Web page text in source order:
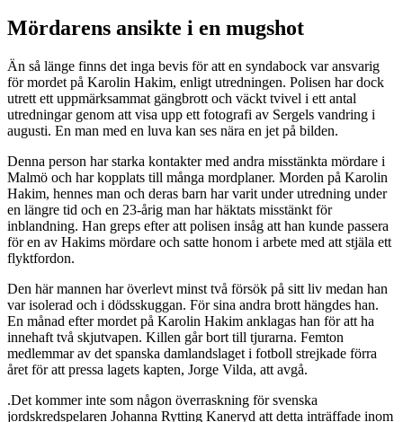
Mördarens ansikte i en mugshot
Än så länge finns det inga bevis för att en syndabock var ansvarig
för mordet på Karolin Hakim, enligt utredningen. Polisen har dock
utrett ett uppmärksammat gängbrott och väckt tvivel i ett antal
utredningar genom att visa upp ett fotografi av Sergels vandring i
augusti. En man med en luva kan ses nära en jet på bilden.
Denna person har starka kontakter med andra misstänkta mördare i
Malmö och har kopplats till många mordplaner. Morden på Karolin
Hakim, hennes man och deras barn har varit under utredning under
en längre tid och en 23-årig man har häktats misstänkt för
inblandning. Han greps efter att polisen insåg att han kunde passera
för en av Hakims mördare och satte honom i arbete med att stjäla ett
flyktfordon.
Den här mannen har överlevt minst två försök på sitt liv medan han
var isolerad och i dödsskuggan. För sina andra brott hängdes han.
En månad efter mordet på Karolin Hakim anklagas han för att ha
innehaft två skjutvapen. Killen går bort till tjurarna. Femton
medlemmar av det spanska damlandslaget i fotboll strejkade förra
året för att pressa lagets kapten, Jorge Vilda, att avgå.
.Det kommer inte som någon överraskning för svenska
jordskredspelaren Johanna Rytting Kaneryd att detta inträffade inom